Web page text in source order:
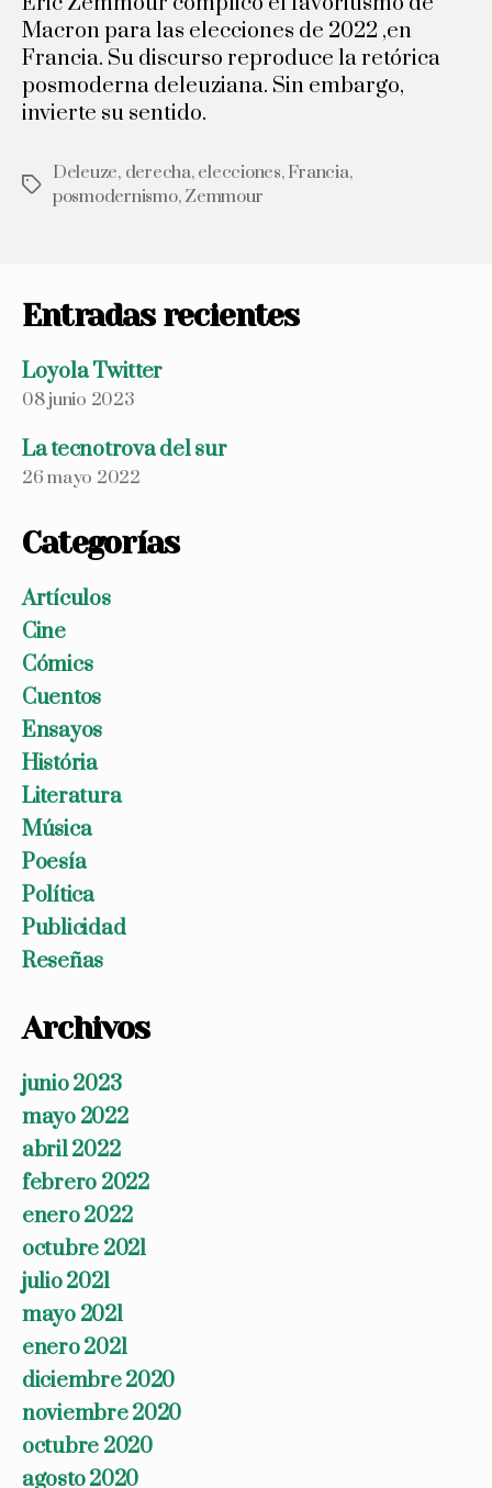
Macron para las elecciones de 2022 ,en
Francia. Su discurso reproduce la retórica
posmoderna deleuziana. Sin embargo,
invierte su sentido.
Etiquetas
Deleuze, derecha, elecciones, Francia,
posmodernismo, Zemmour
Entradas recientes
Loyola Twitter
08 junio 2023
La tecnotrova del sur
26 mayo 2022
Categorías
Artículos
Cine
Cómics
Cuentos
Ensayos
História
Literatura
Música
Poesía
Política
Publicidad
Reseñas
Archivos
junio 2023
mayo 2022
abril 2022
febrero 2022
enero 2022
octubre 2021
julio 2021
mayo 2021
enero 2021
diciembre 2020
noviembre 2020
octubre 2020
agosto 2020